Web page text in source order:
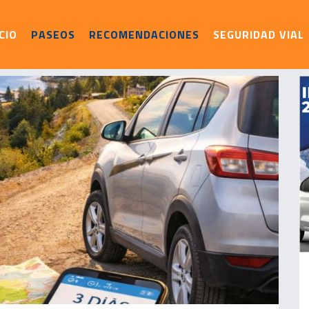
PASEOS RECOMENDACIONES SEGURIDAD VIAL